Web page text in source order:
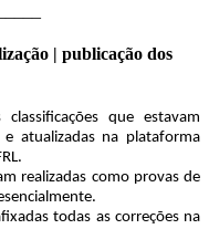
| publicação dos
classificações que estavam
atualizadas na plataforma
realizadas como provas de
todas as correções na